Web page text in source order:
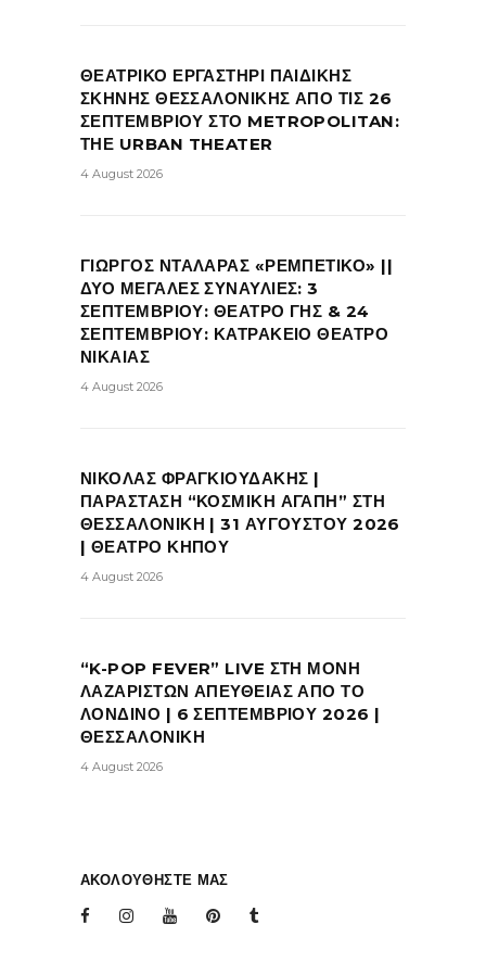
ΘΕΑΤΡΙΚΟ ΕΡΓΑΣΤΗΡΙ ΠΑΙΔΙΚΗΣ
ΣΚΗΝΗΣ ΘΕΣΣΑΛΟΝΙΚΗΣ ΑΠΟ ΤΙΣ 26
ΣΕΠΤΕΜΒΡΙΟΥ ΣΤΟ METROPOLITAN:
ΤΗΕ URBAN THEATER
4 August 2026
ΓΙΩΡΓΟΣ ΝΤΑΛΑΡΑΣ «ΡΕΜΠΕΤΙΚΟ» ||
ΔΥΟ ΜΕΓΑΛΕΣ ΣΥΝΑΥΛΙΕΣ: 3
ΣΕΠΤΕΜΒΡΙΟΥ: ΘΕΑΤΡΟ ΓΗΣ & 24
ΣΕΠΤΕΜΒΡΙΟΥ: ΚΑΤΡΑΚΕΙΟ ΘΕΑΤΡΟ
ΝΙΚΑΙΑΣ
4 August 2026
ΝΙΚΟΛΑΣ ΦΡΑΓΚΙΟΥΔΑΚΗΣ |
ΠΑΡΑΣΤΑΣΗ “ΚΟΣΜΙΚΗ ΑΓΑΠΗ” ΣΤΗ
ΘΕΣΣΑΛΟΝΙΚΗ | 31 ΑΥΓΟΥΣΤΟΥ 2026
| ΘΕΑΤΡΟ ΚΗΠΟΥ
4 August 2026
“K-POP FEVER” LIVE ΣΤΗ ΜΟΝΗ
ΛΑΖΑΡΙΣΤΩΝ ΑΠΕΥΘΕΙΑΣ ΑΠΟ ΤΟ
ΛΟΝΔΙΝΟ | 6 ΣΕΠΤΕΜΒΡΙΟΥ 2026 |
ΘΕΣΣΑΛΟΝΙΚΗ
4 August 2026
ΑΚΟΛΟΥΘΗΣΤΕ ΜΑΣ